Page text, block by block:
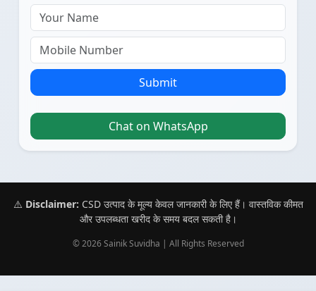
Submit
Chat on WhatsApp
⚠️ Disclaimer: CSD उत्पाद के मूल्य केवल जानकारी के लिए हैं। वास्तविक कीमत
और उपलब्धता खरीद के समय बदल सकती है।
© 2026 Sainik Suvidha | All Rights Reserved